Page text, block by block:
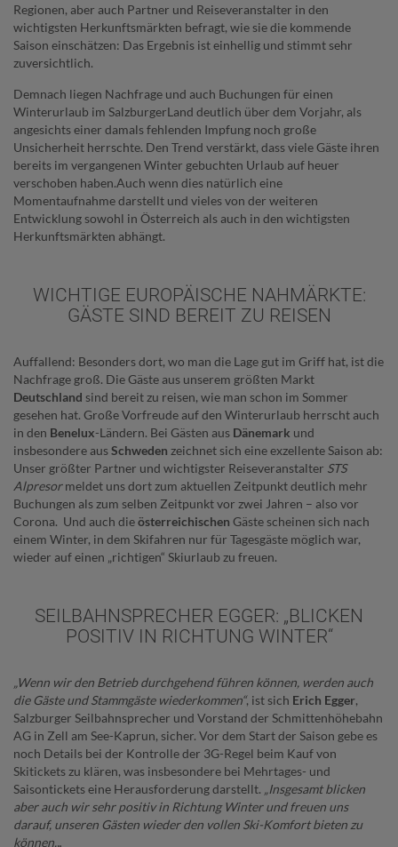
Regionen, aber auch Partner und Reiseveranstalter in den
wichtigsten Herkunftsmärkten befragt, wie sie die kommende
Saison einschätzen: Das Ergebnis ist einhellig und stimmt sehr
zuversichtlich.
Demnach liegen Nachfrage und auch Buchungen für einen
Winterurlaub im SalzburgerLand deutlich über dem Vorjahr, als
angesichts einer damals fehlenden Impfung noch große
Unsicherheit herrschte. Den Trend verstärkt, dass viele Gäste ihren
bereits im vergangenen Winter gebuchten Urlaub auf heuer
verschoben haben.Auch wenn dies natürlich eine
Momentaufnahme darstellt und vieles von der weiteren
Entwicklung sowohl in Österreich als auch in den wichtigsten
Herkunftsmärkten abhängt.
WICHTIGE EUROPÄISCHE NAHMÄRKTE:
GÄSTE SIND BEREIT ZU REISEN
Auffallend: Besonders dort, wo man die Lage gut im Griff hat, ist die
Nachfrage groß. Die Gäste aus unserem größten Markt
Deutschland sind bereit zu reisen, wie man schon im Sommer
gesehen hat. Große Vorfreude auf den Winterurlaub herrscht auch
in den Benelux-Ländern. Bei Gästen aus Dänemark und
insbesondere ausSchweden zeichnet sich eine exzellente Saison ab:
Unser größter Partner und wichtigster Reiseveranstalter STS
Alpresormeldet uns dort zum aktuellen Zeitpunkt deutlich mehr
Buchungen als zum selben Zeitpunkt vor zwei Jahren – also vor
Corona. Und auch dieösterreichischen Gäste scheinen sich nach
einem Winter, in dem Skifahren nur für Tagesgäste möglich war,
wieder auf einen „richtigen“ Skiurlaub zu freuen.
SEILBAHNSPRECHER EGGER: „BLICKEN
POSITIV IN RICHTUNG WINTER“
„Wenn wir den Betrieb durchgehend führen können, werden auch
die Gäste und Stammgäste wiederkommen“, ist sich Erich Egger,
Salzburger Seilbahnsprecher und Vorstand der Schmittenhöhebahn
AG in Zell am See-Kaprun, sicher. Vor dem Start der Saison gebe es
noch Details bei der Kontrolle der 3G-Regel beim Kauf von
Skitickets zu klären, was insbesondere bei Mehrtages- und
Saisontickets eine Herausforderung darstellt. „Insgesamt blicken
aber auch wir sehr positiv in Richtung Winter und freuen uns
darauf, unseren Gästen wieder den vollen Ski-Komfort bieten zu
können.„